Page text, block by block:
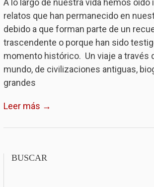
A lo largo de nuestra vida hemos oído
relatos que han permanecido en
debido a que forman parte de un
trascendente o porque han sido
momento histórico. Un viaje a través
mundo, de civilizaciones antiguas,
grandes
Leer más →
BUSCAR